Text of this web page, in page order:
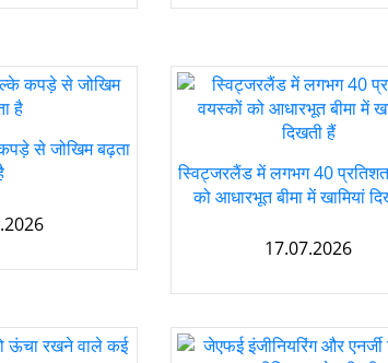
से जोखिम बढ़ता
स्विट्जरलैंड में लगभग 40
को आधारभूत बीमा में खामियां
17.07.2026